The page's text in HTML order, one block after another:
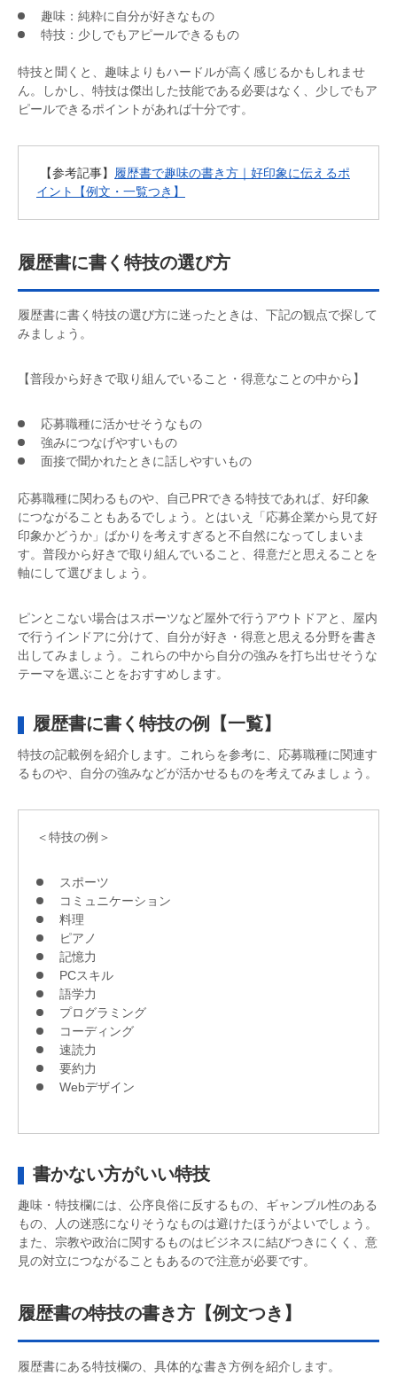
趣味：純粋に自分が好きなもの
特技：少しでもアピールできるもの
特技と聞くと、趣味よりもハードルが高く感じるかもしれませ
ん。しかし、特技は傑出した技能である必要はなく、少しでもア
ピールできるポイントがあれば十分です。
【参考記事】 履歴書で趣味の書き方｜好印象に伝えるポ
イント【例文・一覧つき】
履歴書に書く特技の選び方
履歴書に書く特技の選び方に迷ったときは、下記の観点で探して
みましょう。
【普段から好きで取り組んでいること・得意なことの中から】
応募職種に活かせそうなもの
強みにつなげやすいもの
面接で聞かれたときに話しやすいもの
応募職種に関わるものや、自己PRできる特技であれば、好印象
につながることもあるでしょう。とはいえ「応募企業から見て好
印象かどうか」ばかりを考えすぎると不自然になってしまいま
す。普段から好きで取り組んでいること、得意だと思えることを
軸にして選びましょう。
ピンとこない場合はスポーツなど屋外で行うアウトドアと、屋内
で行うインドアに分けて、自分が好き・得意と思える分野を書き
出してみましょう。これらの中から自分の強みを打ち出せそうな
テーマを選ぶことをおすすめします。
履歴書に書く特技の例【一覧】
特技の記載例を紹介します。これらを参考に、応募職種に関連す
るものや、自分の強みなどが活かせるものを考えてみましょう。
＜特技の例＞
スポーツ
コミュニケーション
料理
ピアノ
記憶力
PCスキル
語学力
プログラミング
コーディング
速読力
要約力
Webデザイン
書かない方がいい特技
趣味・特技欄には、公序良俗に反するもの、ギャンブル性のある
もの、人の迷惑になりそうなものは避けたほうがよいでしょう。
また、宗教や政治に関するものはビジネスに結びつきにくく、意
見の対立につながることもあるので注意が必要です。
履歴書の特技の書き方【例文つき】
履歴書にある特技欄の、具体的な書き方例を紹介します。